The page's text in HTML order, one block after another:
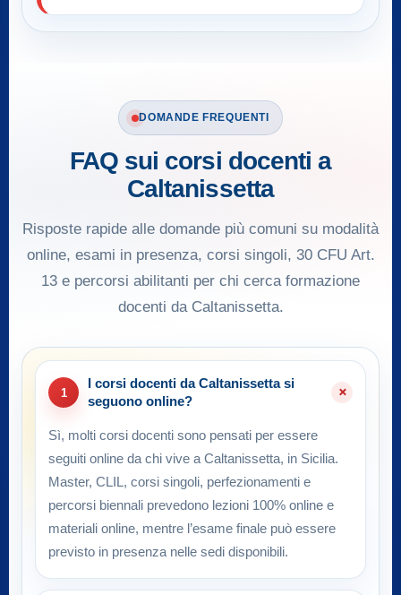
DOMANDE FREQUENTI
FAQ sui corsi docenti a
Caltanissetta
Risposte rapide alle domande più comuni su modalità
online, esami in presenza, corsi singoli, 30 CFU Art.
13 e percorsi abilitanti per chi cerca formazione
docenti da Caltanissetta.
1
I corsi docenti da Caltanissetta si
seguono online?
Sì, molti corsi docenti sono pensati per essere
seguiti online da chi vive a Caltanissetta, in Sicilia.
Master, CLIL, corsi singoli, perfezionamenti e
percorsi biennali prevedono lezioni 100% online e
materiali online, mentre l’esame finale può essere
previsto in presenza nelle sedi disponibili.